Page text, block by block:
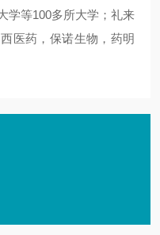
学等100多所大学；礼来
医药，保诺生物，药明